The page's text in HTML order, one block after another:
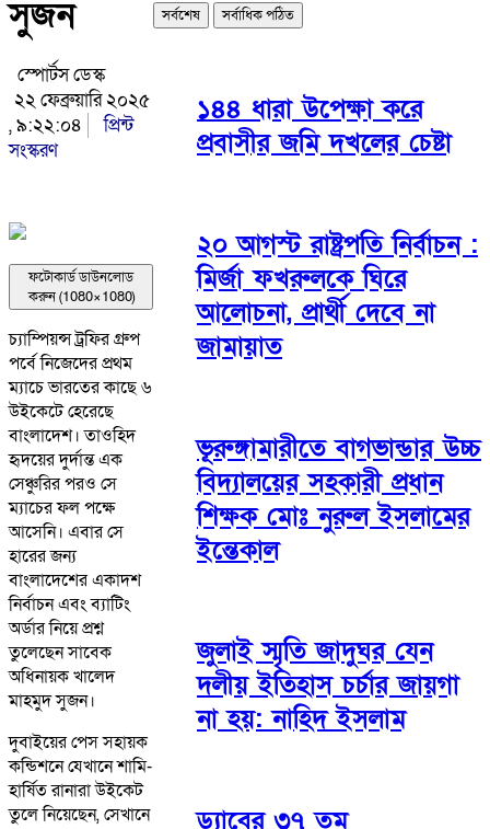
সুজন
স্পোর্টস ডেস্ক
২২ ফেব্রুয়ারি ২০২৫
, ৯:২২:০৪
প্রিন্ট
সংস্করণ
ফটোকার্ড ডাউনলোড
করুন (1080×1080)
চ্যাম্পিয়ন্স ট্রফির গ্রুপ
পর্বে নিজেদের প্রথম
ম্যাচে ভারতের কাছে ৬
উইকেটে হেরেছে
বাংলাদেশ। তাওহিদ
হৃদয়ের দুর্দান্ত এক
সেঞ্চুরির পরও সে
ম্যাচের ফল পক্ষে
আসেনি। এবার সে
হারের জন্য
বাংলাদেশের একাদশ
নির্বাচন এবং ব্যাটিং
অর্ডার নিয়ে প্রশ্ন
তুলেছেন সাবেক
অধিনায়ক খালেদ
মাহমুদ সুজন।
দুবাইয়ের পেস সহায়ক
কন্ডিশনে যেখানে শামি-
হার্ষিত রানারা উইকেট
তুলে নিয়েছেন, সেখানে
সর্বশেষ সর্বাধিক পঠিত
১৪৪ ধারা উপেক্ষা করে
প্রবাসীর জমি দখলের চেষ্টা
২০ আগস্ট রাষ্ট্রপতি নির্বাচন :
মির্জা ফখরুলকে ঘিরে
আলোচনা, প্রার্থী দেবে না
জামায়াত
ভূরুঙ্গামারীতে বাগভান্ডার উচ্চ
বিদ্যালয়ের সহকারী প্রধান
শিক্ষক মোঃ নুরুল ইসলামের
ইন্তেকাল
জুলাই স্মৃতি জাদুঘর যেন
দলীয় ইতিহাস চর্চার জায়গা
না হয়: নাহিদ ইসলাম
ড্যাবের ৩৭ তম